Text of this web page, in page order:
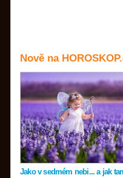
Nově na
Jako v sedmém nebi... a jak